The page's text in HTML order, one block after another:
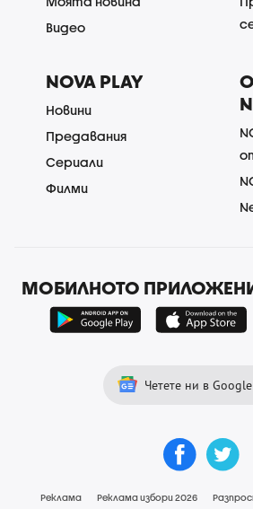
Видео
NOVA PLAY
Новини
Предавания
Сериали
Филми
МОБИЛНОТО
Четете ни в
Реклама Реклама избори 2026